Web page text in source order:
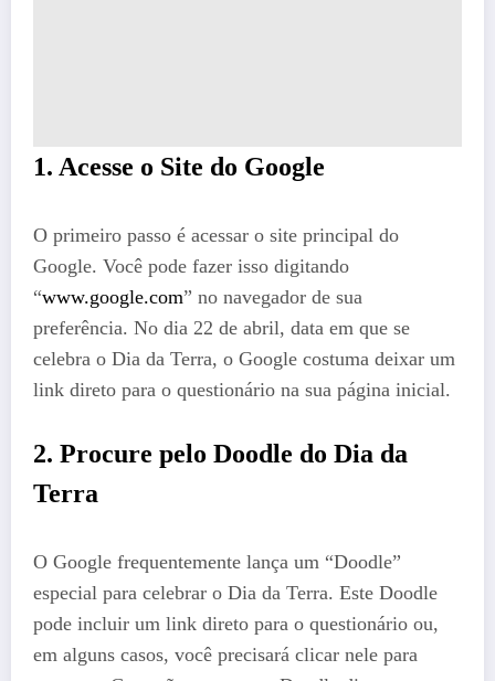
1. Acesse o Site do Google
O primeiro passo é acessar o site principal do
Google. Você pode fazer isso digitando
“www.google.com” no navegador de sua
preferência. No dia 22 de abril, data em que se
celebra o Dia da Terra, o Google costuma deixar um
link direto para o questionário na sua página inicial.
2. Procure pelo Doodle do Dia da
Terra
O Google frequentemente lança um “Doodle”
especial para celebrar o Dia da Terra. Este Doodle
pode incluir um link direto para o questionário ou,
em alguns casos, você precisará clicar nele para